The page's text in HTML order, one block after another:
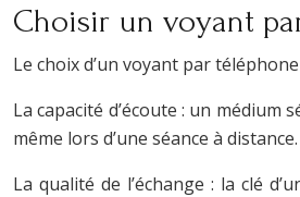
Choisir un voyant
Le choix d’un voyant par
La capacité d’écoute : un
même lors d’une séance à distance.
La qualité de l’échange : la clé